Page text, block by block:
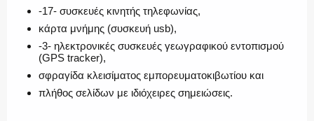
-17- συσκευές κινητής τηλεφωνίας,
κάρτα μνήμης (συσκευή usb),
-3- ηλεκτρονικές συσκευές γεωγραφικού εντοπισμού
(GPS tracker),
σφραγίδα κλεισίματος εμπορευματοκιβωτίου και
πλήθος σελίδων με ιδιόχειρες σημειώσεις.